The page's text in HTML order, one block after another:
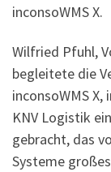
inconsoWMS X.
Wilfried Pfuhl,
begleitete die
inconsoWMS X,
KNV Logistik
gebracht, das
Systeme